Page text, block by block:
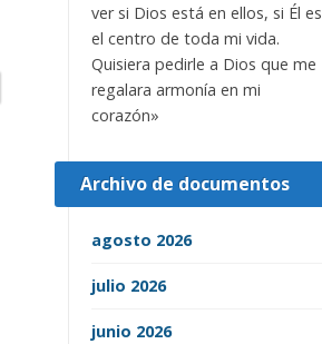
ver si Dios está en ellos, si Él es
el centro de toda mi vida.
Quisiera pedirle a Dios que me
regalara armonía en mi
corazón»
Archivo de documentos
agosto 2026
julio 2026
junio 2026